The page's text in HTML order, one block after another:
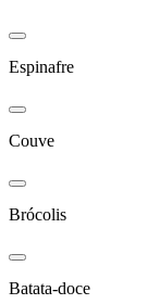
Espinafre
Couve
Brócolis
Batata-doce